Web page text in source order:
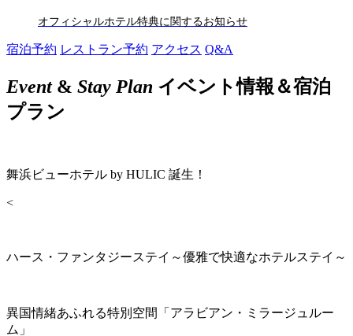
オフィシャルホテル特典に関するお知らせ
宿泊予約 レストラン予約 アクセス Q&A
Event& Stay Plan イベント情報＆宿泊
プラン
舞浜ビューホテル by HULIC 誕生！
<
ハース・ファンタジーステイ～優雅で快適なホテルステイ～
異国情緒あふれる特別空間「アラビアン・ミラージュルー
ム」